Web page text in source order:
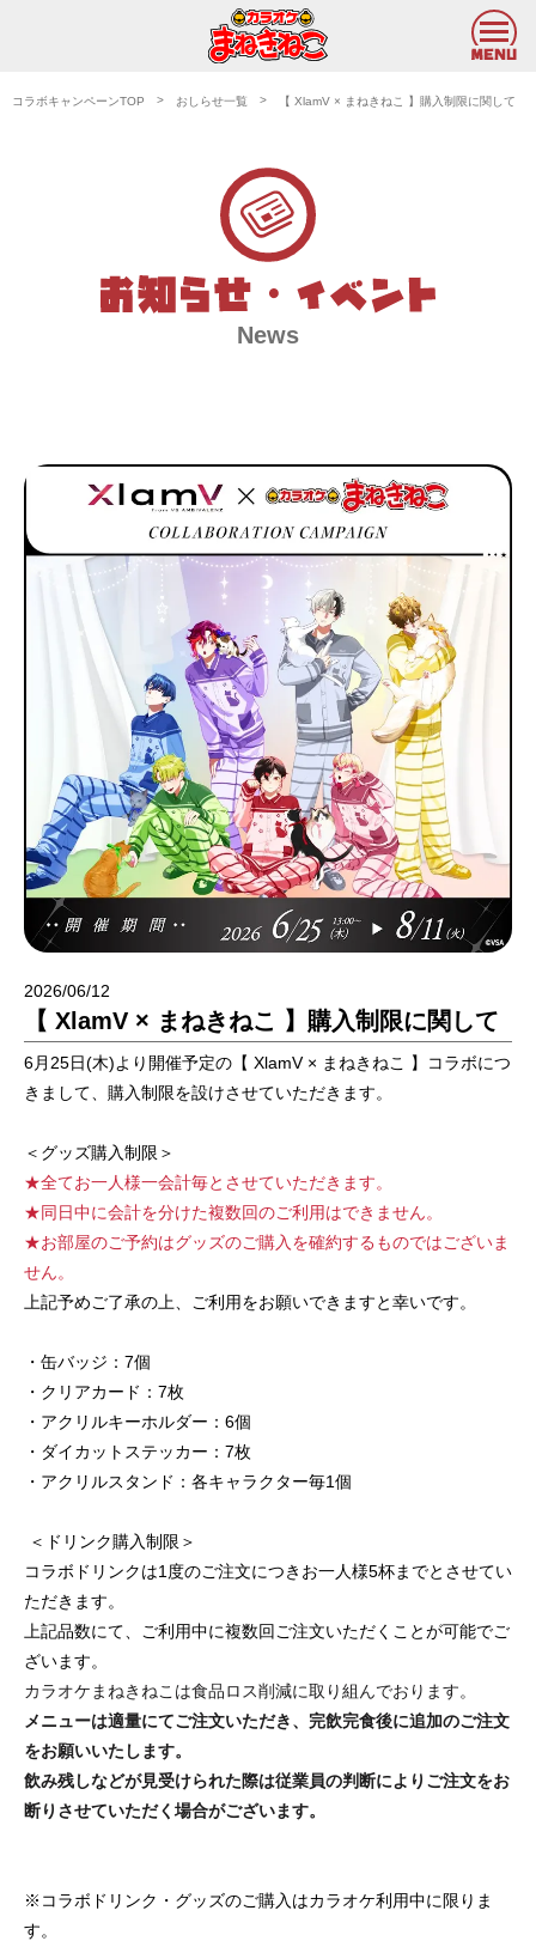
コラボキャンペーンTOP おしらせ一覧 【 XlamV × まねきねこ 】購入制限に関して
News
2026/06/12
【 XlamV × まねきねこ 】購入制限に関して
6月25日(木)より開催予定の【 XlamV × まねきねこ 】コラボにつ
きまして、購入制限を設けさせていただきます。
＜グッズ購入制限＞
★全てお一人様一会計毎とさせていただきます。
★同日中に会計を分けた複数回のご利用はできません。
★お部屋のご予約はグッズのご購入を確約するものではございま
せん。
上記予めご了承の上、ご利用をお願いできますと幸いです。
・缶バッジ：7個
・クリアカード：7枚
・アクリルキーホルダー：6個
・ダイカットステッカー：7枚
・アクリルスタンド：各キャラクター毎1個
＜ドリンク購入制限＞
コラボドリンクは1度のご注文につきお一人様5杯までとさせてい
ただきます。
上記品数にて、ご利用中に複数回ご注文いただくことが可能でご
ざいます。
カラオケまねきねこは食品ロス削減に取り組んでおります。
メニューは適量にてご注文いただき、完飲完食後に追加のご注文
をお願いいたします。
飲み残しなどが見受けられた際は従業員の判断によりご注文をお
断りさせていただく場合がございます。
※コラボドリンク・グッズのご購入はカラオケ利用中に限りま
す。